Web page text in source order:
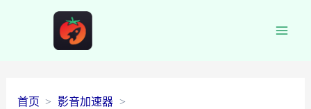
首页
影音加速器